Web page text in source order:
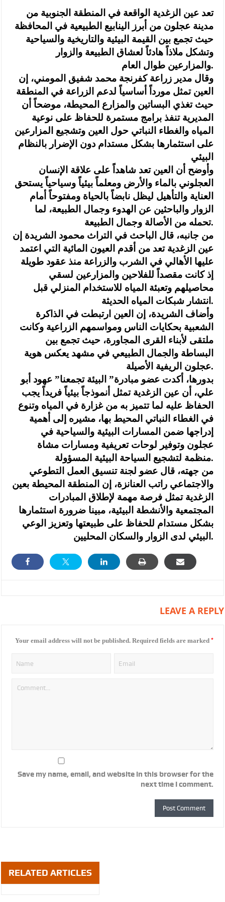
تعد عين الزغدية الواقعة في المنطقة الجنوبية من
مدينة عجلون من أبرز الينابيع الطبيعية في المحافظة
حيث تجمع بين القيمة البيئية والتاريخية والسياحية
وتشكل ملاذاً هادئاً لعشاق الطبيعة والزوار
والمزارعين طوال العام.
وقال مدير زراعة كفرنجة محمد شفيق المومني، إن
العين تمثل مورداً أساسياً لدعم الزراعة في المنطقة
حيث تغذي البساتين والمزارع المحيطة، موضحاً أن
المديرية تنفذ برامج مستمرة للحفاظ على نوعية
المياه والغطاء النباتي حول العين وتشجيع المزارعين
على استثمارها بشكل مستدام دون الإضرار بالنظام
البيئي
وأوضح أن العين تعد شاهداً على علاقة الإنسان
العجلوني بالماء والأرض ومعلماً بيئياً وسياحياً يستحق
العناية والتأهيل ليظل نابضاً بالحياة ومفتوحاً أمام
الزوار والباحثين عن الهدوء وجمال الطبيعة، لما
تحمله من الأصالة وجمال الطبيعة.
من جانبه، قال الباحث في التراث محمود الشريدة إن
عين الزغدية تعد من أقدم العيون المائية التي اعتمد
عليها الأهالي في الشرب والزراعة منذ عقود طويلة
إذ كانت مقصداً للفلاحين والمزارعين لسقي
محاصيلهم وتعبئة المياه للاستخدام المنزلي قبل
انتشار شبكات المياه الحديثة.
وأضاف الشريدة، إن العين ارتبطت في الذاكرة
الشعبية بحكايات الناس ومواسمهم الزراعية وكانت
ملتقى لأبناء القرى المجاورة، حيث تجمع بين
البساطة والجمال الطبيعي في مشهد يعكس هوية
عجلون الريفية الأصيلة.
بدورها، أكدت عضو مبادرة” البيئة تجمعنا” عهود أبو
علي، أن عين الزغدية تمثل أنموذجاً بيئياً فريداً يجب
الحفاظ عليه لما تتميز به من غزارة في المياه وتنوع
في الغطاء النباتي المحيط بها، مشيره إلى أهمية
إدراجها ضمن المسارات البيئية والسياحية في
عجلون وتوفير لوحات تعريفية ومسارات مشاة
منظمة لتشجيع السياحة البيئية المسؤولة.
من جهته، قال عضو لجنة تنسيق العمل التطوعي
والاجتماعي راتب العنانزة، إن المنطقة المحيطة بعين
الزغدية تمثل فرصة مهمة لإطلاق المبادرات
المجتمعية والأنشطة البيئية، مبينا ضرورة استثمارها
بشكل مستدام للحفاظ على طبيعتها وتعزيز الوعي
البيئي لدى الزوار والسكان المحليين.
LEAVE A REPLY
Your email address will not be published. Required fields are marked *
Save my name, email, and website in this browser for the
next time I comment.
RELATED ARTICLES